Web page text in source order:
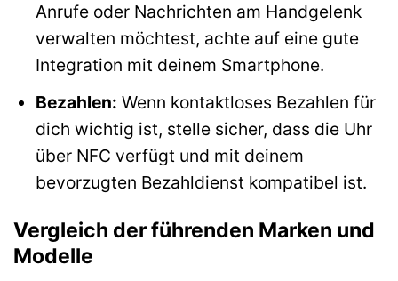
Anrufe oder Nachrichten am Handgelenk
verwalten möchtest, achte auf eine gute
Integration mit deinem Smartphone.
Bezahlen: Wenn kontaktloses Bezahlen für
dich wichtig ist, stelle sicher, dass die Uhr
über NFC verfügt und mit deinem
bevorzugten Bezahldienst kompatibel ist.
Vergleich der führenden Marken und
Modelle